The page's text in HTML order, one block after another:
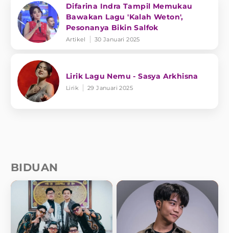
Difarina Indra Tampil Memukau
Bawakan Lagu 'Kalah Weton',
Pesonanya Bikin Salfok
Artikel 30 Januari 2025
Lirik Lagu Nemu - Sasya Arkhisna
Lirik 29 Januari 2025
BIDUAN